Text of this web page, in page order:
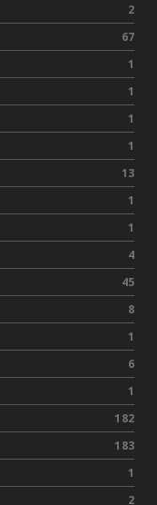
2
67
1
1
1
1
13
1
1
4
45
8
1
6
1
182
183
1
2